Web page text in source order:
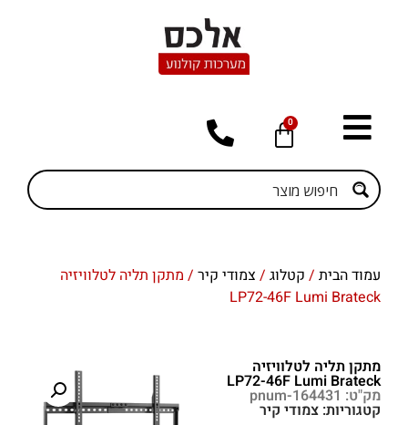
0
עמוד הבית / קטלוג / צמודי קיר / מתקן תליה לטלוויזיה
LP72-46F Lumi Brateck
מתקן תליה לטלוויזיה
LP72-46F Lumi Brateck
מק"ט: pnum-164431
קטגוריות: צמודי קיר